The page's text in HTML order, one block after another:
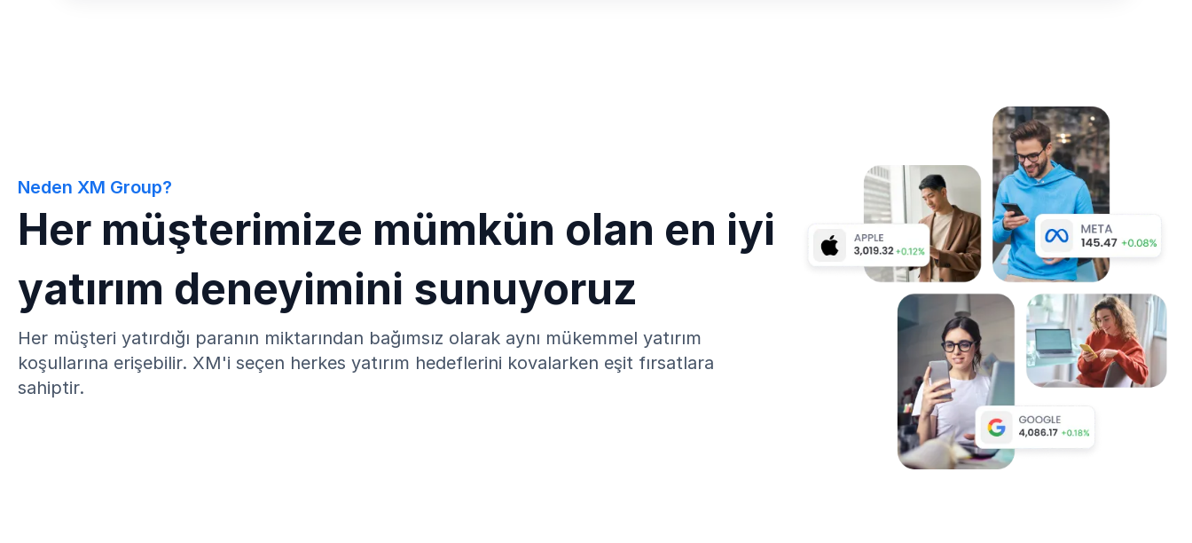
Neden XM Group?
Her müşterimize mümkün olan en iyi
yatırım deneyimini sunuyoruz
Her müşteri yatırdığı paranın miktarından bağımsız olarak aynı mükemmel yatırım
koşullarına erişebilir. XM'i seçen herkes yatırım hedeflerini kovalarken eşit fırsatlara
sahiptir.